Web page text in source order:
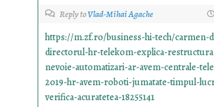
Reply toVlad-Mihai Agache
https://m.zf.ro/business-hi-tech/carmen-
directorul-hr-telekom-explica-
nevoie-automatizari-ar-avem-centrale-
2019-hr-avem-roboti-jumatate-timpul-
verifica-acuratetea-18255141